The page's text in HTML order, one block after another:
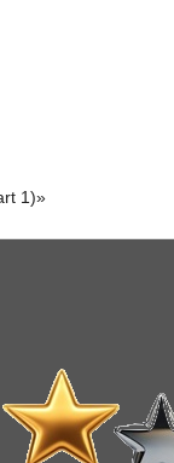
1)»